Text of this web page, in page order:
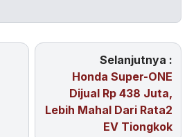
Selanjutnya :
Honda Super-ONE
Dijual Rp 438 Juta,
Lebih Mahal Dari Rata2
EV Tiongkok